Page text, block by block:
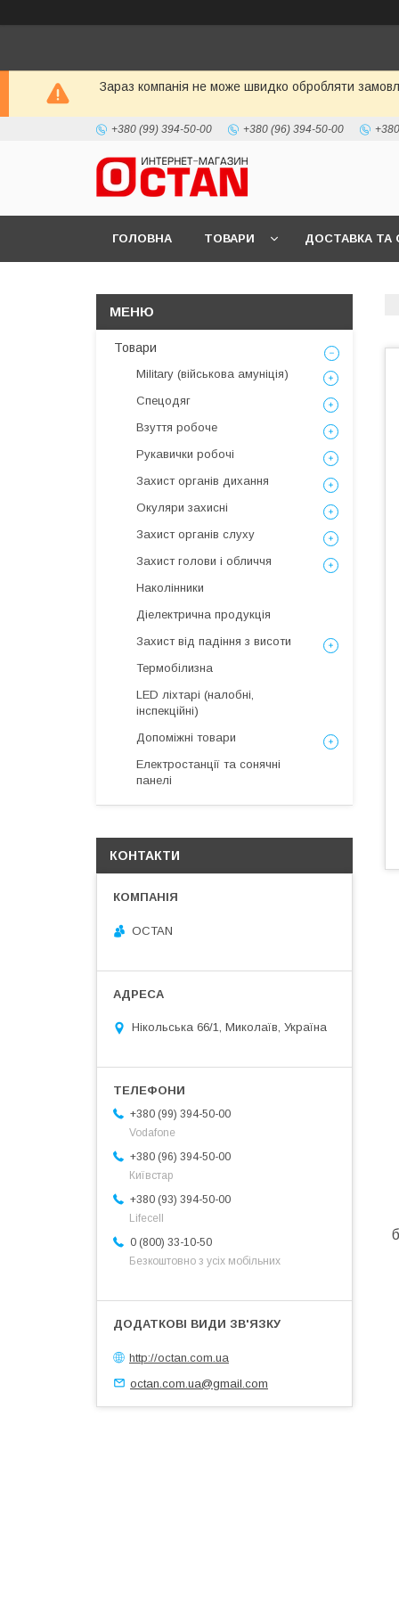
Зараз компанія не може швидко обробляти
+380 (99) 394-50-00 +380 (96) 394-50-00
ГОЛОВНА ТОВАРИ ДОСТАВКА ТА
Товари
Military (військова амуніція)
Спецодяг
Взуття робоче
Рукавички робочі
Захист органів дихання
Окуляри захисні
Захист органів слуху
Захист голови і обличчя
Наколінники
Діелектрична продукція
Захист від падіння з висоти
Термобілизна
LED ліхтарі (налобні,
інспекційні)
Допоміжні товари
Електростанції та сонячні
панелі
КОНТАКТИ
OCTAN
Нікольська 66/1, Миколаїв, Україна
+380 (99) 394-50-00
Vodafone
+380 (96) 394-50-00
Київстар
+380 (93) 394-50-00
Lifecell
0 (800) 33-10-50
Безкоштовно з усіх мобільних
http://octan.com.ua
octan.com.ua@gmail.com